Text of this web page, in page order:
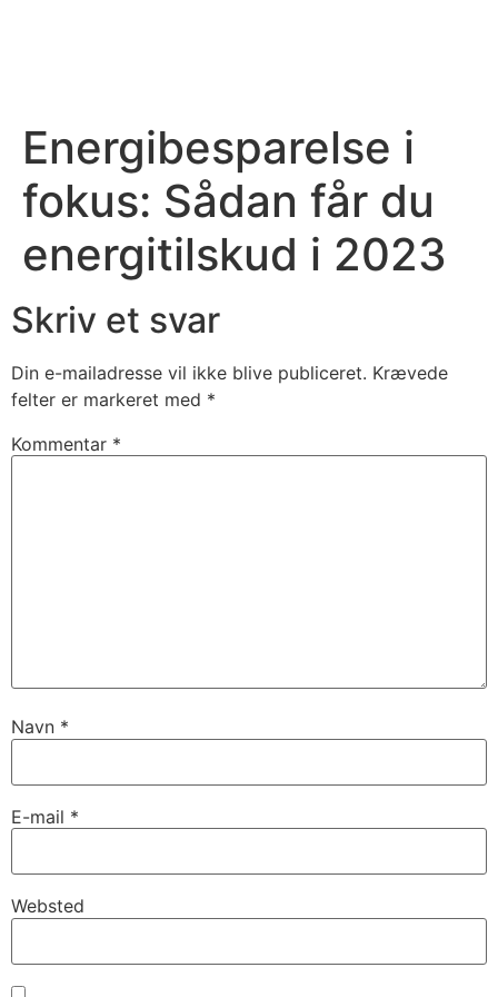
Energibesparelse i
fokus: Sådan får du
energitilskud i 2023
Skriv et svar
Din e-mailadresse vil ikke blive publiceret. Krævede
felter er markeret med *
Kommentar *
Navn *
E-mail *
Websted